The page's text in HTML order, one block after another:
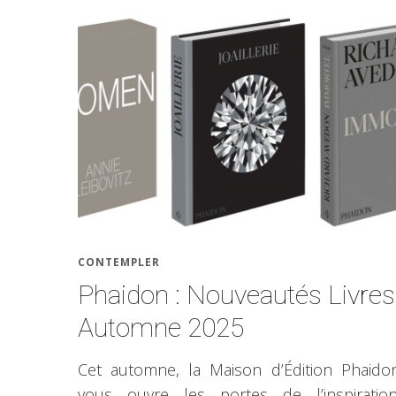
CONTEMPLER
Phaidon : Nouveautés Livres
Automne 2025
Cet automne, la Maison d’Édition